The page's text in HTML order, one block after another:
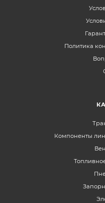
Политика
Компоненты